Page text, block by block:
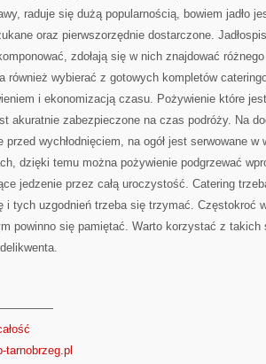
raduje się dużą popularnością, bowiem jadło
oraz pierwszorzędnie dostarczone.
zdołają się w nich znajdować
również wybierać z gotowych kompletów
i ekonomizacją czasu. Pożywienie które
akuratnie zabezpieczone na czas podróży. Na
przed wychłodnięciem, na ogół jest serwowane w
dzięki temu można pożywienie podgrzewać
jedzenie przez całą uroczystość. Catering
i tych uzgodnień trzeba się trzymać. Częstokroć
powinno się pamiętać. Warto korzystać z takich
tarnobrzeg.pl